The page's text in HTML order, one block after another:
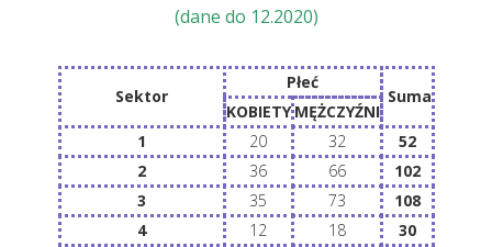
(dane do 12.2020)
Sektor
Płeć
Suma
KOBIETYMĘŻCZYŹNI
1
20 32
52
2
36 66
102
3
35 73
108
4
12 18
30